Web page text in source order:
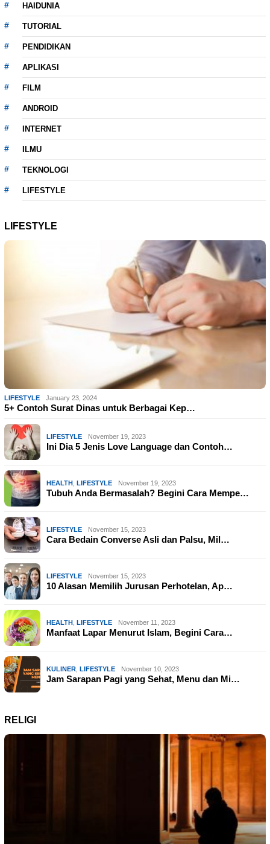
HAIDUNIA
TUTORIAL
PENDIDIKAN
APLIKASI
FILM
ANDROID
INTERNET
ILMU
TEKNOLOGI
LIFESTYLE
LIFESTYLE
LIFESTYLE January 23, 2024
5+ Contoh Surat Dinas untuk Berbagai Kep…
LIFESTYLE November 19, 2023
Ini Dia 5 Jenis Love Language dan Contoh…
HEALTH LIFESTYLE November 19, 2023
Tubuh Anda Bermasalah? Begini Cara Mempe…
LIFESTYLE November 15, 2023
Cara Bedain Converse Asli dan Palsu, Mil…
LIFESTYLE November 15, 2023
10 Alasan Memilih Jurusan Perhotelan, Ap…
HEALTH LIFESTYLE November 11, 2023
Manfaat Lapar Menurut Islam, Begini Cara…
KULINER LIFESTYLE November 10, 2023
Jam Sarapan Pagi yang Sehat, Menu dan Mi…
RELIGI